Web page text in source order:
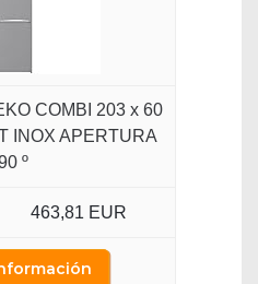
COMBI 203 x 60
INOX APERTURA
º
463,81 EUR